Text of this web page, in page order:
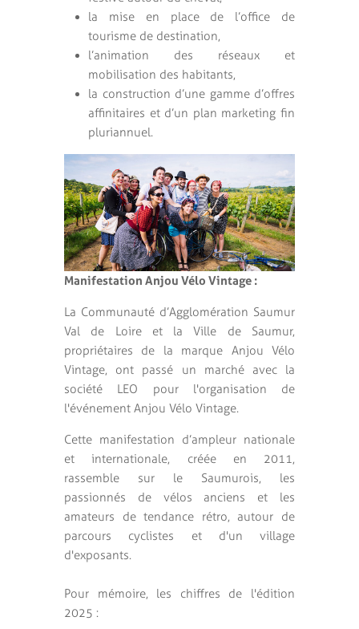
la mise en place de l’office de
tourisme de destination,
l’animation des réseaux et
mobilisation des habitants,
la construction d’une gamme d’offres
affinitaires et d’un plan marketing fin
pluriannuel.
Manifestation Anjou Vélo Vintage :
La Communauté d’Agglomération Saumur
Val de Loire et la Ville de Saumur,
propriétaires de la marque Anjou Vélo
Vintage, ont passé un marché avec la
société LEO pour l'organisation de
l'événement Anjou Vélo Vintage.
Cette manifestation d’ampleur nationale
et internationale, créée en 2011,
rassemble sur le Saumurois, les
passionnés de vélos anciens et les
amateurs de tendance rétro, autour de
parcours cyclistes et d'un village
d'exposants.
Pour mémoire, les chiffres de l'édition
2025 :